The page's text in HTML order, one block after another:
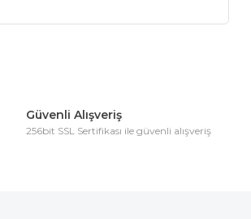
Güvenli Alışveriş
256bit SSL Sertifikası ile güvenli alışveriş